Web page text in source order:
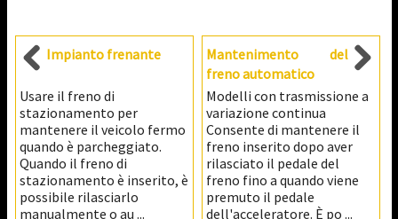
Impianto frenante
Usare il freno di
stazionamento per
mantenere il veicolo fermo
quando è parcheggiato.
Quando il freno di
stazionamento è inserito, è
possibile rilasciarlo
manualmente o au ...
Mantenimento del
freno automatico
Modelli con trasmissione a
variazione continua
Consente di mantenere il
freno inserito dopo aver
rilasciato il pedale del
freno fino a quando viene
premuto il pedale
dell'acceleratore. È po ...